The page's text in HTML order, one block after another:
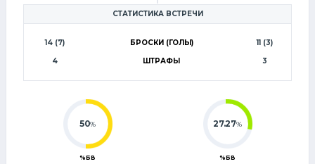
СТАТИСТИКА ВСТРЕЧИ
14 (7) БРОСКИ (ГОЛЫ)
11 (3)
4
ШТРАФЫ 3
50%
%БВ
27.27%
%БВ